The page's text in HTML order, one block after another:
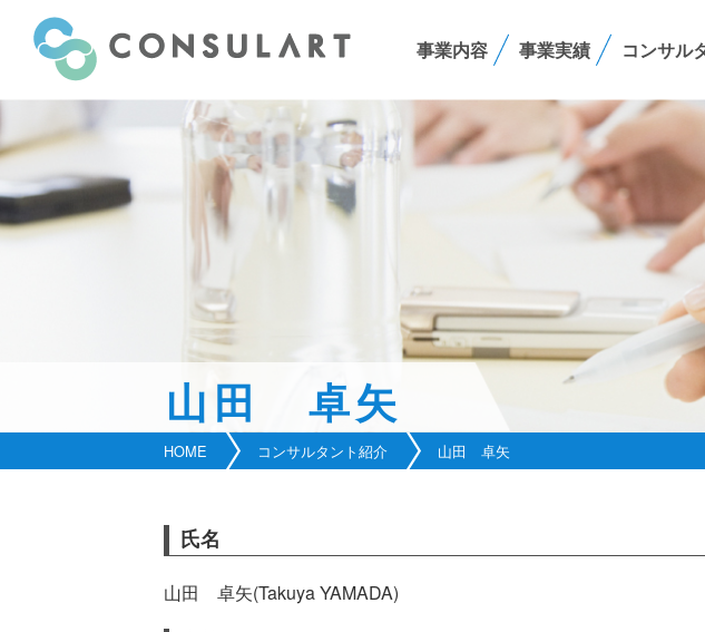
事業内容 事業実績 コンサル
山田 卓矢
HOME コンサルタント紹介 山田 卓矢
氏名
山田 卓矢(Takuya YAMADA)